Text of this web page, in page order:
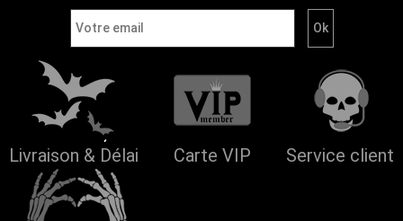
Livraison & Délai Carte VIP Service client